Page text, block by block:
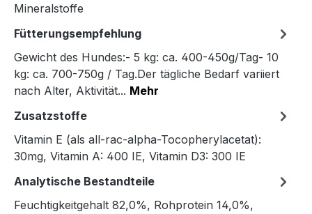
Mineralstoffe
Fütterungsempfehlung
Gewicht des Hundes:- 5 kg: ca. 400-450g/Tag- 10
kg: ca. 700-750g / Tag.Der tägliche Bedarf variiert
nach Alter, Aktivität... Mehr
Zusatzstoffe
Vitamin E (als all-rac-alpha-Tocopherylacetat):
30mg, Vitamin A: 400 IE, Vitamin D3: 300 IE
Analytische Bestandteile
Feuchtigkeitgehalt 82,0%, Rohprotein 14,0%,